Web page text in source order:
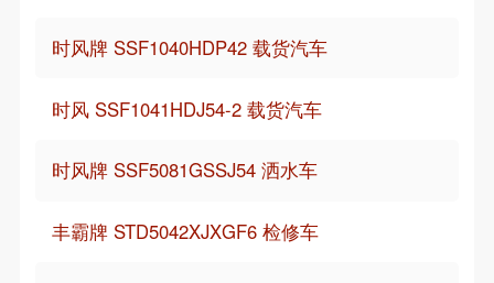
时风牌 SSF1040HDP42 载货汽车
时风 SSF1041HDJ54-2 载货汽车
时风牌 SSF5081GSSJ54 洒水车
丰霸牌 STD5042XJXGF6 检修车